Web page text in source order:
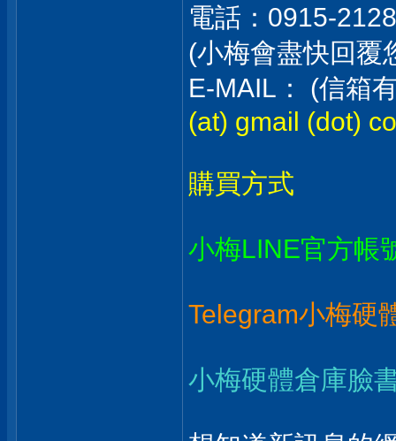
電話：0915-
(小梅會盡快回覆
E-MAIL： (信箱
(at) gmail (dot)
購買方式
小梅LINE官方帳
Telegram小梅硬
小梅硬體倉庫臉